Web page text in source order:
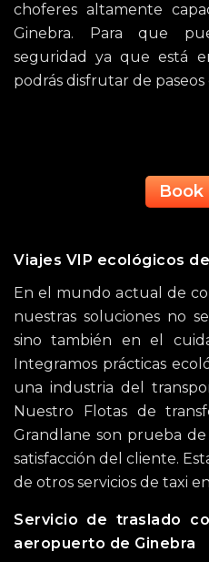
choferes altamente
Ginebra. Para que
seguridad ya que está
podrás disfrutar de paseos
Book
Viajes VIP ecológicos
En el mundo actual de
nuestras soluciones no
sino también en el
Integramos prácticas
una industria del
Nuestro Flotas de
Grandlane son prueba
satisfacción del cliente.
de otros servicios de taxi
Servicio de traslado
aeropuerto de Ginebra